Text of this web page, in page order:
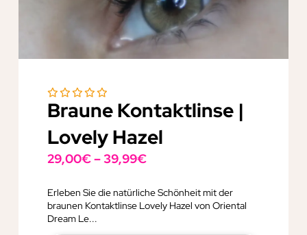
Braune Kontaktlinse |
Lovely Hazel
29,00€–39,99€
Erleben Sie die natürliche Schönheit mit der
braunen Kontaktlinse Lovely Hazel von Oriental
Dream Le...